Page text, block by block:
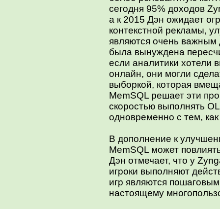
сегодня 95% доходов
а к 2015 Дэн ожидает
контекстной рекламы,
являются очень
была вынуждена
если аналитики хотели
онлайн, они могли
выборкой, которая
MemSQL решает эти
скоростью выполнять
одновременно с тем,
В дополнение к
MemSQL может
Дэн отмечает, что у
игроки выполняют
игр являются
настоящему